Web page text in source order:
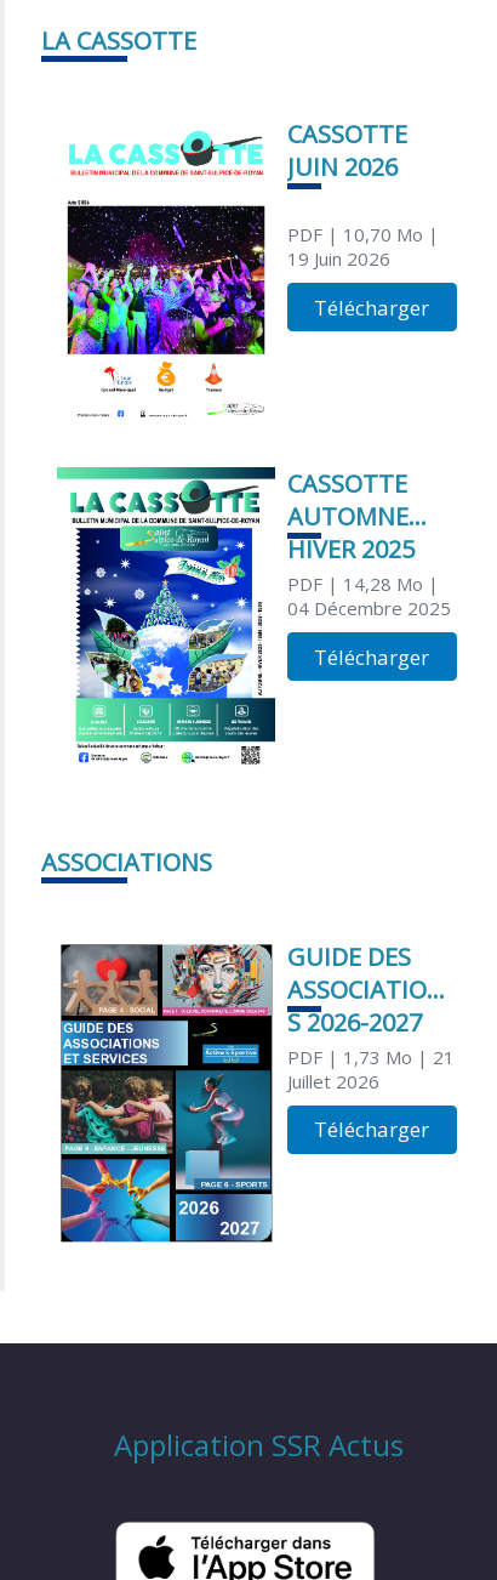
LA CASSOTTE
CASSOTTE
JUIN 2026
PDF| 10,70 Mo |
19 Juin 2026
Télécharger
CASSOTTE
AUTOMNE
HIVER 2025
PDF| 14,28 Mo |
04 Décembre 2025
Télécharger
ASSOCIATIONS
GUIDE DES
ASSOCIATION
S 2026-2027
PDF| 1,73 Mo | 21
Juillet 2026
Télécharger
Application SSR Actus